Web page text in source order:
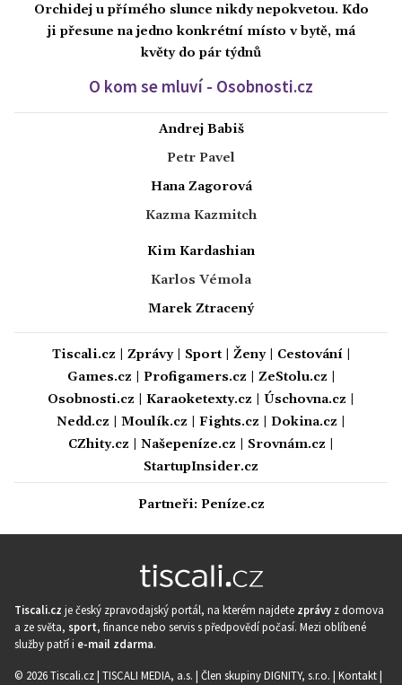
Orchidej u přímého slunce nikdy nepokvetou. Kdo
ji přesune na jedno konkrétní místo v bytě, má
květy do pár týdnů
O kom se mluví - Osobnosti.cz
Andrej Babiš
Petr Pavel
Hana Zagorová
Kazma Kazmitch
Kim Kardashian
Karlos Vémola
Marek Ztracený
Tiscali.cz Zprávy| Sport| Ženy| Cestování|
Games.cz
Profigamers.cz ZeStolu.cz
Osobnosti.cz
Karaoketexty.cz Úschovna.cz
Nedd.cz
Moulík.cz Fights.cz Dokina.cz
CZhity.cz
Našepeníze.cz Srovnám.cz
StartupInsider.cz
Partneři: Peníze.cz
Tiscali.cz je český zpravodajský portál, na kterém najdete zprávy z domova
a ze světa, sport, finance nebo servis s předpovědí počasí. Mezi oblíbené
služby patří i e-mail zdarma.
© 2026 Tiscali.cz | TISCALI MEDIA, a.s. | Člen skupiny DIGNITY, s.r.o. | Kontakt|